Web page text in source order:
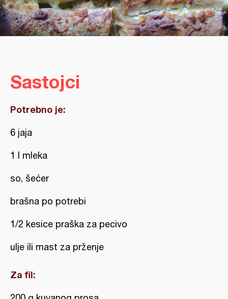
Sastojci
Potrebno je:
6 jaja
1 l mleka
so, šećer
brašna po potrebi
1/2 kesice praška za pecivo
ulje ili mast za prženje
Za fil: